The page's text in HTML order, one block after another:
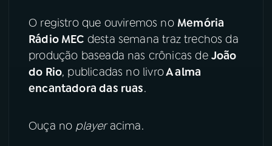
TikTok
O registro que ouviremos no Memória
Rádio MEC desta semana traz trechos da
produção baseada nas crônicas de João
do Rio, publicadas no livroA alma
encantadora das ruas.
Ouça no playeracima.